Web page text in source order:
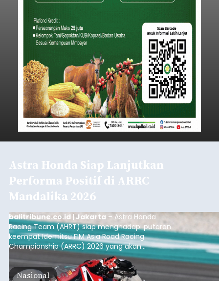
Astra Honda Siap Lanjutkan
Performa Positif di ARRC
Mandalika 2026
balitribune.co.id | Jakarta – Astra Honda
Racing Team (AHRT) siap menghadapi putaran
keempat Idemitsu FIM Asia Road Racing
Championship (ARRC) 2026 yang akan
berlangsung di Pertamina Mandalika
International Circuit, Lombok, Nusa Tenggara
Barat, pada 7–9 Agustus 2026.
Nasional